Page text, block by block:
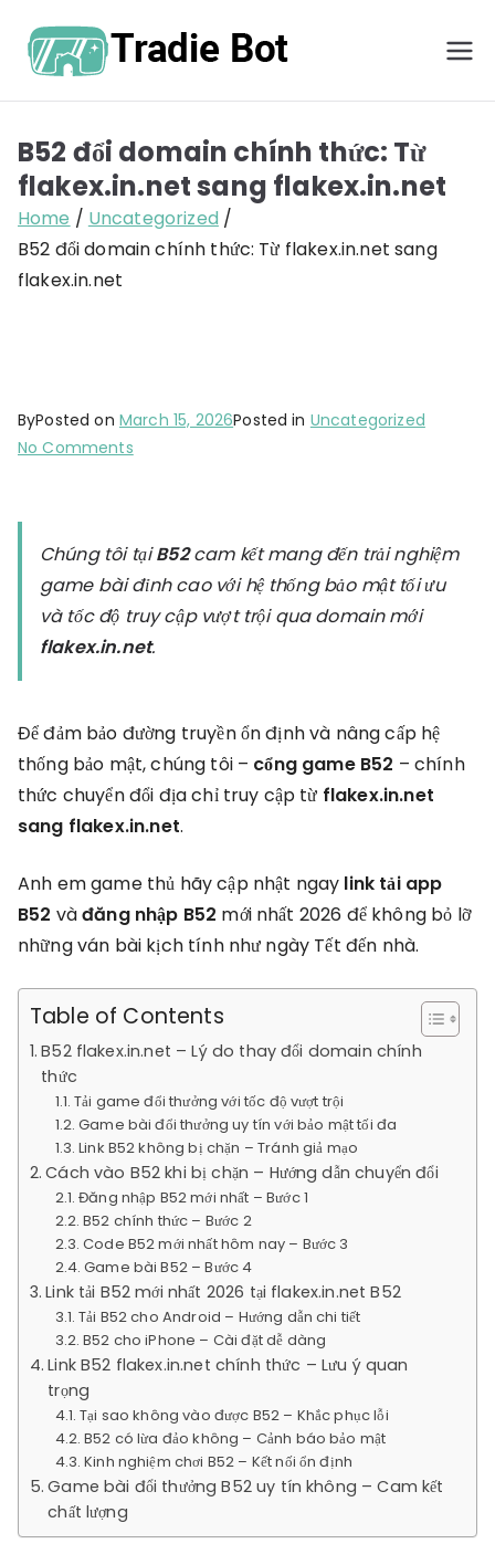
content
TradieBot
B52 đổi domain chính thức: Từ
flakex.in.net sang flakex.in.net
Home
Uncategorized
B52 đổi domain chính thức: Từ flakex.in.net sang
flakex.in.net
ByPosted on March 15, 2026Posted in Uncategorized
No Commentson
chính
thức:
Từ
flakex.in.net
Chúng tôi tạiB52cam kết mang đến trải nghiệm
game bài đỉnh cao với hệ thống bảo mật tối ưu
và tốc độ truy cập vượt trội qua domain mới
flakex.in.net.
Để đảm bảo đường truyền ổn định và nâng cấp hệ
thống bảo mật, chúng tôi – cổng game B52 – chính
thức chuyển đổi địa chỉ truy cập từ flakex.in.net
sang flakex.in.net.
Anh em game thủ hãy cập nhật ngay link tải app
B52 vàđăng nhập B52 mới nhất 2026 để không bỏ lỡ
những ván bài kịch tính như ngày Tết đến nhà.
Table of Contents
B52 flakex.in.net – Lý do thay đổi domain chính
thức
Tải game đổi thưởng với tốc độ vượt trội
Game bài đổi thưởng uy tín với bảo mật tối đa
Link B52 không bị chặn – Tránh giả mạo
Cách vào B52 khi bị chặn – Hướng dẫn chuyển đổi
Đăng nhập B52 mới nhất – Bước 1
B52 chính thức – Bước 2
Code B52 mới nhất hôm nay – Bước 3
Game bài B52 – Bước 4
Link tải B52 mới nhất 2026 tại flakex.in.net B52
Tải B52 cho Android – Hướng dẫn chi tiết
B52 cho iPhone – Cài đặt dễ dàng
Link B52 flakex.in.net chính thức – Lưu ý quan
trọng
Tại sao không vào được B52 – Khắc phục lỗi
B52 có lừa đảo không – Cảnh báo bảo mật
Kinh nghiệm chơi B52 – Kết nối ổn định
Game bài đổi thưởng B52 uy tín không – Cam kết
chất lượng